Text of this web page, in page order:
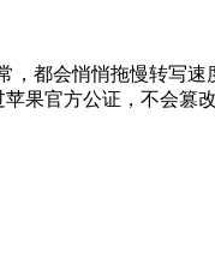
都会悄悄拖慢转写速
果官方公证，不会篡